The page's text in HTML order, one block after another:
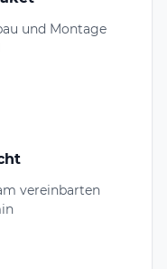
und Montage
vereinbarten